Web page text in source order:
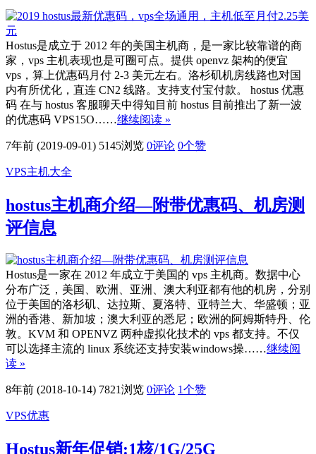
Hostus是成立于 2012 年的美国主机商，是一家比较靠谱的商
家，vps 主机表现也是可圈可点。提供 openvz 架构的便宜
vps，算上优惠码月付 2-3 美元左右。洛杉矶机房线路也对国
内有所优化，直连 CN2 线路。支持支付宝付款。 hostus 优惠
码 在与 hostus 客服聊天中得知目前 hostus 目前推出了新一波
的优惠码 VPS15O……继续阅读 »
7年前 (2019-09-01) 5145浏览 0评论 0个赞
VPS主机大全
hostus主机商介绍—附带优惠码、机房测
评信息
Hostus是一家在 2012 年成立于美国的 vps 主机商。数据中心
分布广泛，美国、欧洲、亚洲、澳大利亚都有他的机房，分别
位于美国的洛杉矶、达拉斯、夏洛特、亚特兰大、华盛顿；亚
洲的香港、新加坡；澳大利亚的悉尼；欧洲的阿姆斯特丹、伦
敦。KVM 和 OPENVZ 两种虚拟化技术的 vps 都支持。不仅
可以选择主流的 linux 系统还支持安装windows操……继续阅
读 »
8年前 (2018-10-14) 7821浏览 0评论 1个赞
VPS优惠
Hostus新年促销:1核/1G/25G